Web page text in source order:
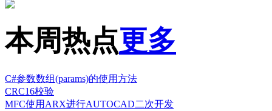
本周热点更多
C#参数数组(params)的使用方法
CRC16校验
MFC使用ARX进行AUTOCAD二次开发